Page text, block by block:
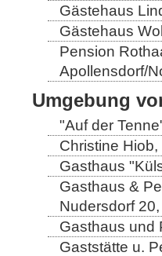
Gästehaus
Gästehaus
Pension
Apollensdorf/
Umgebung
"Auf der
Christine
Gasthaus
Gasthaus &
Nudersdorf
Gasthaus und
Gaststätte u.